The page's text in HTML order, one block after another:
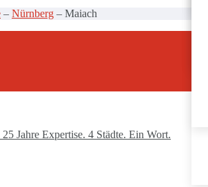
– Nürnberg – Maiach
Jahre Expertise. 4 Städte. Ein Wort.